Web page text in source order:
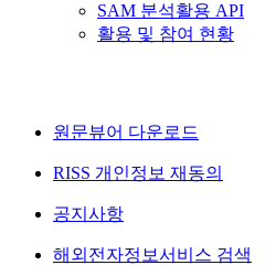
SAM 분석활용 API
활용 및 참여 현황
원문뷰어 다운로드
RISS 개인정보 재동의
공지사항
해외전자정보서비스 검색